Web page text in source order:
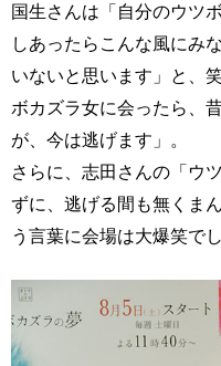
国生さんは「自分のウツ
しあったらこんな風にみ
いないと思います」と、
ボカズラ女に会ったら、
が、今は逃げます」。
さらに、志田さんの「ウ
ずに、逃げる間も無くま
う言葉に会場は大爆笑でし